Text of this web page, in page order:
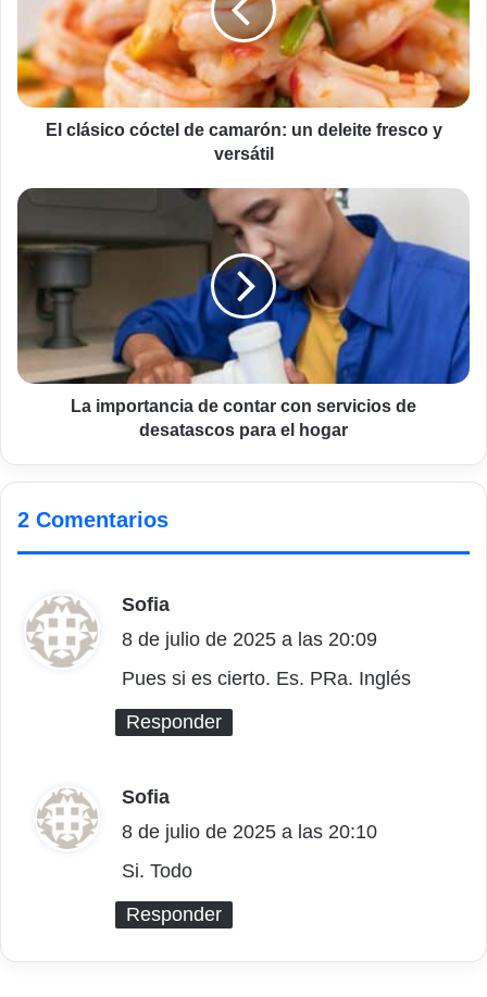
camarón:
un
deleite
fresco
y
versátil
El clásico cóctel de camarón: un deleite fresco y
versátil
La
de
contar
con
servicios
de
desatascos
para
La importancia de contar con servicios de
desatascos para el hogar
2 Comentarios
Sofia
i
c
e
8 de julio de 2025 a las 20:09
Pues si es cierto. Es. PRa. Inglés
Responder
Sofia
i
c
e
8 de julio de 2025 a las 20:10
Si. Todo
Responder